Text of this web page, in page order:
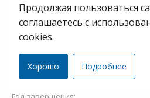
Проектирование
сетей и систем
Статус проекта:
Завершенный
Продолжая пользоваться
соглашаетесь с
cookies.
Хорошо Подробнее